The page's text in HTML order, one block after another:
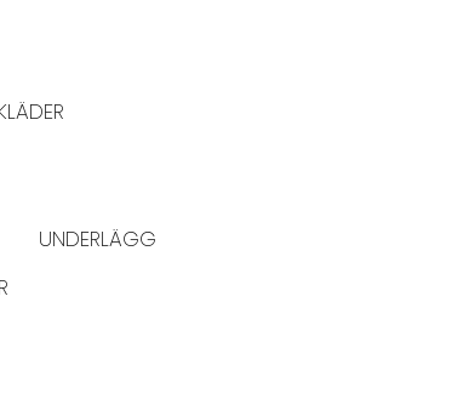
UNDERLÄGG